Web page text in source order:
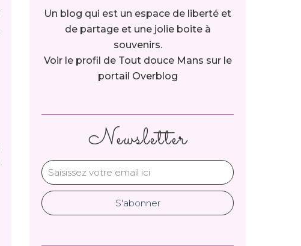
Newsletter
Un blog qui est un espace de liberté et
de partage et une jolie boite à
souvenirs.
Voir le profil de Tout douce Mans sur le
portail Overblog